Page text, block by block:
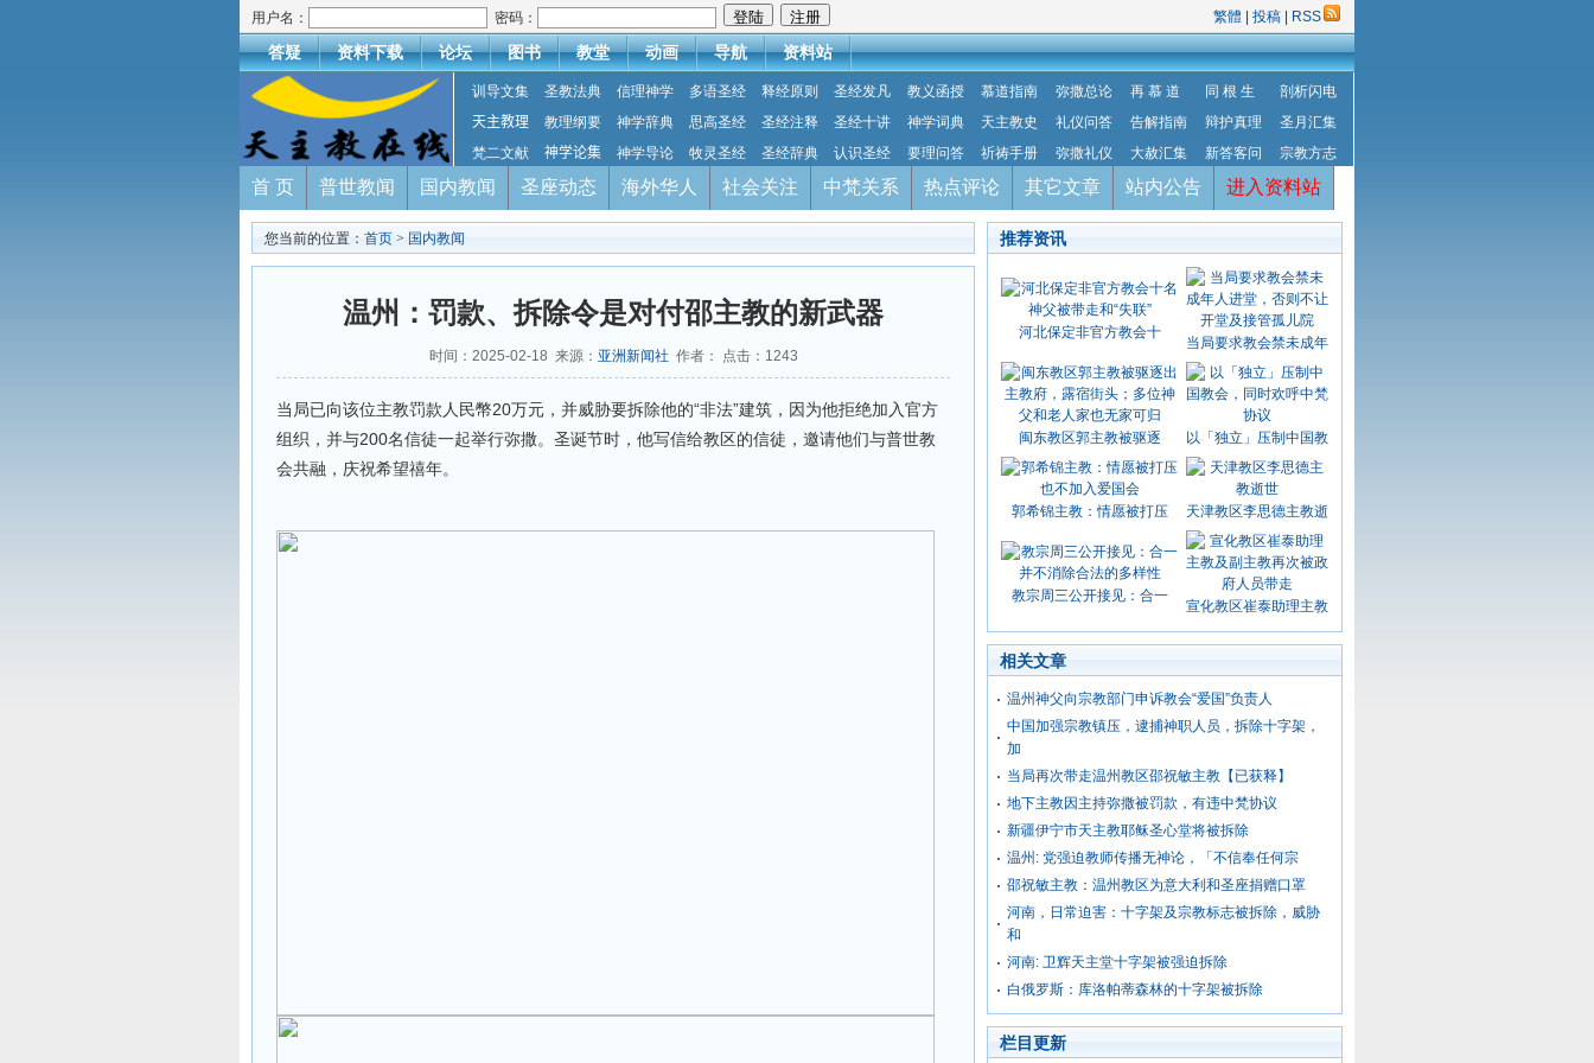
用户名： 密码： 繁體 投稿 RSS
答疑 资料下载 论坛 图书 教堂 动画 导航 资料站
训导文集 圣教法典 信理神学 多语圣经 释经原则 圣经发凡 教义函授 慕道指南 弥撒总论 再 慕 道 同 根 生
剖析闪电
天主教理
教理纲要 神学辞典 思高圣经 圣经注释 圣经十讲 神学词典 天主教史 礼仪问答 告解指南 辩护真理
圣月汇集
梵二文献
神学论集 神学导论 牧灵圣经 圣经辞典 认识圣经 要理问答 祈祷手册 弥撒礼仪 大赦汇集 新答客问 宗教方志
首 页 普世教闻 国内教闻 圣座动态 海外华人 社会关注 中梵关系 热点评论 其它文章 站内公告 进入资料站
您当前的位置： 首页 > 国内教闻
温州：罚款、拆除令是对付邵主教的新武器
时间：2025-02-18 来源： 亚洲新闻社 作者： 点击： 1243
当局已向该位主教罚款人民幣20万元，并威胁要拆除他的“非法”建筑，因为他拒绝加入官方
组织，并与200名信徒一起举行弥撒。圣诞节时，他写信给教区的信徒，邀请他们与普世教
会共融，庆祝希望禧年。
推荐资讯
河北保定非官方教会十
当局要求教会禁未成年
闽东教区郭主教被驱逐 以「独立」压制中国教
郭希锦主教：情愿被打压 天津教区李思德主教逝
教宗周三公开接见：合一
宣化教区崔泰助理主教
相关文章
温州神父向宗教部门申诉教会“爱国”负责人
中国加强宗教镇压，逮捕神职人员，拆除十字架，
加
当局再次带走温州教区邵祝敏主教【已获释】
地下主教因主持弥撒被罚款，有违中梵协议
新疆伊宁市天主教耶稣圣心堂将被拆除
温州: 党强迫教师传播无神论，「不信奉任何宗
邵祝敏主教：温州教区为意大利和圣座捐赠口罩
河南，日常迫害：十字架及宗教标志被拆除，威胁
和
河南: 卫辉天主堂十字架被强迫拆除
白俄罗斯：库洛帕蒂森林的十字架被拆除
栏目更新